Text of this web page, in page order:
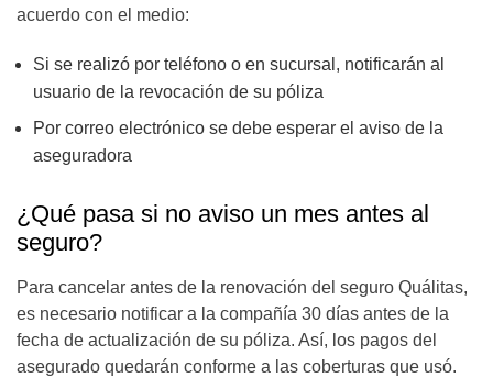
acuerdo con el medio:
Si se realizó por teléfono o en sucursal, notificarán al
usuario de la revocación de su póliza
Por correo electrónico se debe esperar el aviso de la
aseguradora
¿Qué pasa si no aviso un mes antes al
seguro?
Para cancelar antes de la renovación del seguro Quálitas,
es necesario notificar a la compañía 30 días antes de la
fecha de actualización de su póliza. Así, los pagos del
asegurado quedarán conforme a las coberturas que usó.